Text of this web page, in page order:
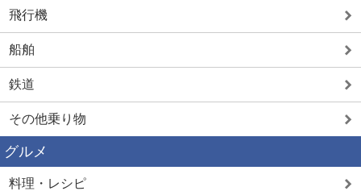
飛行機
船舶
鉄道
その他乗り物
グルメ
料理・レシピ